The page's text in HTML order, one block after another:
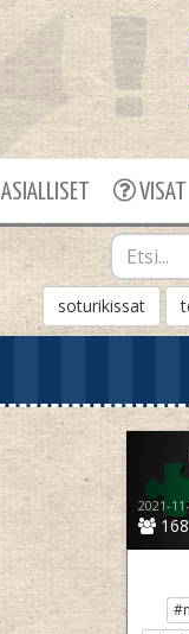
ASIALLISET VISAT
soturikissat
168
2021-